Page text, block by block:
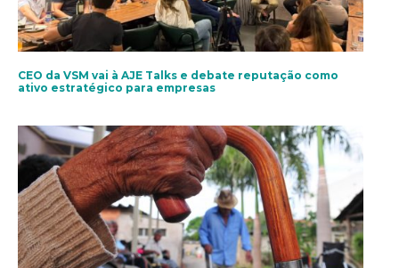
CEO da VSM vai à AJE Talks e debate reputação como
ativo estratégico para empresas